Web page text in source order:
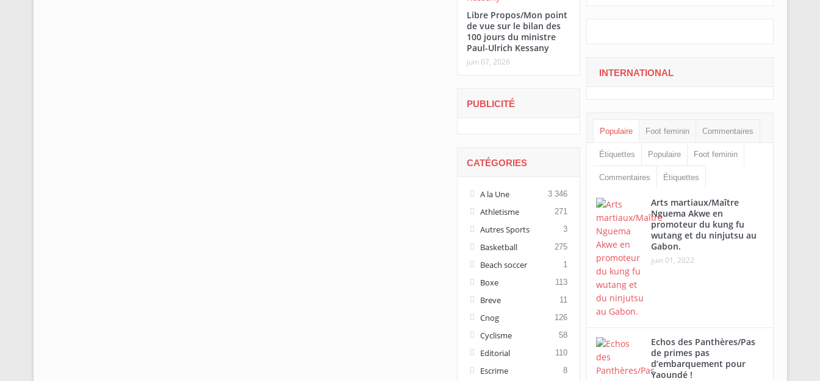
Libre Propos/Mon point
de vue sur le bilan des
100 jours du ministre
Paul-Ulrich Kessany
juin 07, 2026
PUBLICITÉ
CATÉGORIES
A la Une 3 346
Athletisme 271
Autres Sports 3
Basketball 275
Beach soccer 1
Boxe 113
Breve 11
Cnog 126
Cyclisme 58
Editorial 110
Escrime 8
INTERNATIONAL
Populaire Foot feminin Commentaires
Étiquettes Populaire Foot feminin
Commentaires Étiquettes
Arts martiaux/Maître
Nguema Akwe en
promoteur du kung fu
wutang et du ninjutsu au
Gabon.
juin 01, 2022
Echos des Panthères/Pas
de primes pas
d’embarquement pour
Yaoundé !